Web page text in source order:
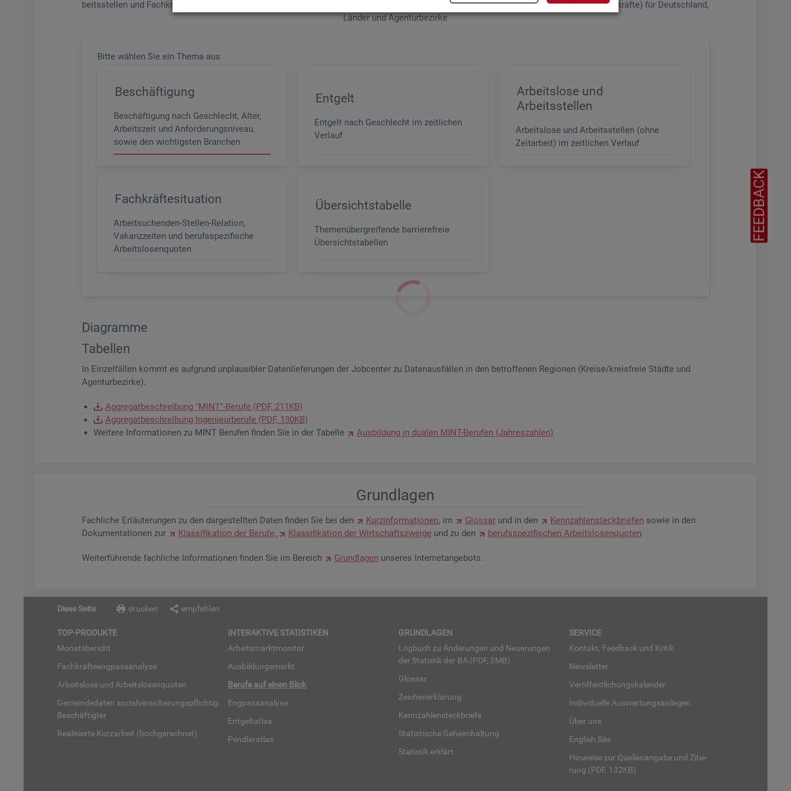
beits­stel­len und Fach­kräf­te­be­darf aller Be­ru­fe sowie der MINT- und In­ge­nieur­be­ru­fe dif­fe­ren­ziert nach dem An­for­de­rungs­ni­veau (z.B. Fach­kräf­te) für Deutsch­land,
Län­der und Agen­tur­be­zir­ke
Bitte wäh­len Sie ein Thema aus
Beschäftigung
Beschäftigung nach Geschlecht, Alter,
Arbeitszeit und Anforderungsniveau,
sowie den wichtigsten Branchen
Entgelt
Entgelt nach Geschlecht im zeitlichen
Verlauf
Arbeitslose und
Arbeitsstellen
Arbeitslose und Arbeitsstellen (ohne
Zeitarbeit) im zeitlichen Verlauf
Fachkräftesituation
Arbeitsuchenden-Stellen-Relation,
Vakanzzeiten und berufsspezifische
Arbeitslosenquoten
Übersichtstabelle
Themenübergreifende barrierefreie
Übersichtstabellen
Dia­gram­me
Ta­bel­len
In Ein­zel­fäl­len kommt es auf­grund un­plau­si­bler Da­ten­lie­fe­run­gen der Job­cen­ter zu Da­ten­aus­fäl­len in den be­trof­fe­nen Re­gio­nen (Krei­se/kreis­freie Städ­te und
Agen­tur­be­zir­ke).
Ag­gre­gat­be­schrei­bung "MINT"-Be­ru­fe (PDF, 211KB)
Ag­gre­gat­be­schrei­bung In­ge­nieur­be­ru­fe (PDF, 130KB)
Wei­te­re In­for­ma­tio­nen zu MINT Be­ru­fen fin­den Sie in der Ta­bel­le
Aus­bil­dung in dua­len MINT-Be­ru­fen (Jah­res­zah­len).
Grund­la­gen
Fach­li­che Er­läu­te­run­gen zu den dar­ge­stell­ten Daten fin­den Sie bei den Kurz­in­for­ma­tio­nen, im Glos­sarund in den Kenn­zah­len­steck­brie­fen sowie in den
Do­ku­men­ta­tio­nen zur
Klas­si­fi­ka­ti­on der Be­ru­fe, Klas­si­fi­ka­ti­on der Wirt­schafts­zwei­geund zu den be­rufs­spe­zi­fi­schen Ar­beits­lo­sen­quo­ten.
Wei­ter­füh­ren­de fach­li­che In­for­ma­tio­nen fin­den Sie im Be­reich Grund­la­gen un­se­res In­ter­net­an­ge­bots.
FEEDBACK
Diese Seite drucken empfehlen
TOP-PRO­DUK­TE
Mo­nats­be­richt
Fach­kräf­te­eng­pass­ana­ly­se
Ar­beits­lo­se und Ar­beits­lo­sen­quo­ten
Ge­mein­de­da­ten so­zi­al­ver­si­che­rungs­pflich­tig
Be­schäf­tig­ter
Rea­li­sier­te Kurz­ar­beit (hoch­ge­rech­net)
IN­TER­AK­TI­VE STA­TIS­TI­KEN
Ar­beits­markt­mo­ni­tor
Aus­bil­dungs­markt
Be­ru­fe auf einen Blick
Eng­pass­ana­ly­se
Ent­gel­t­at­las
Pend­ler­at­las
GRUND­LA­GEN
Log­buch zu Än­de­run­gen und Neue­run­gen
der Sta­tis­tik der BA (PDF, 2MB)
Glos­sar
Zei­chen­er­klä­rung
Kenn­zah­len­steck­brie­fe
Sta­tis­ti­sche Ge­heim­hal­tung
Sta­tis­tik er­klärt
SER­VICE
Kon­takt, Feed­back und Kri­tik
News­let­ter
Ver­öf­fent­li­chungs­ka­len­der
In­di­vi­du­el­le Aus­wer­tungs­an­lie­gen
Über uns
English Site
Hin­wei­se zur Quel­len­an­ga­be und Zi­tie­
rung (PDF, 132KB)